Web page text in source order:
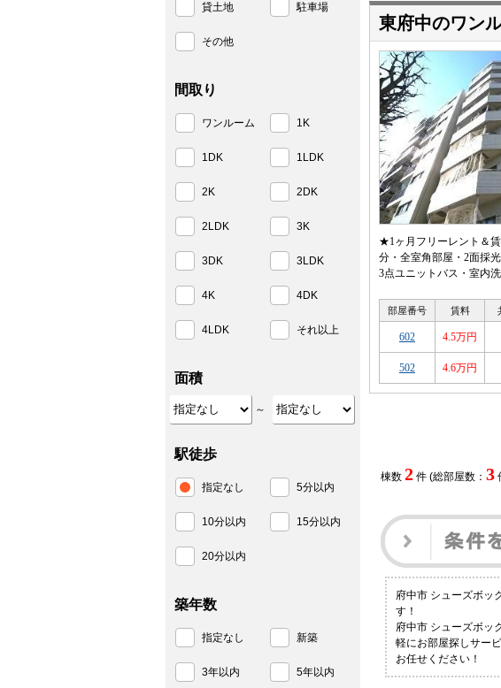
東府中のワン
★1ヶ月フリーレント＆
分・全室角部屋・2面採
3点ユニットバス・室内
部屋番号 賃料
602 4.5万円
502 4.6万円
棟数 2件 (総部屋数： 3
府中市 シューズボッ
す！
府中市 シューズボッ
軽にお部屋探しサー
お任せください！
貸土地 駐車場
その他
間取り
ワンルーム 1K
1DK 1LDK
2K 2DK
2LDK 3K
3DK 3LDK
4K 4DK
4LDK それ以上
面積
～
駅徒歩
指定なし 5分以内
10分以内 15分以内
20分以内
築年数
指定なし 新築
3年以内 5年以内